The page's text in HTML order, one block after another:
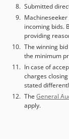
Submitted
incoming bids.
providing
The winning
the minimum
In case of
charges
stated
The General
apply.